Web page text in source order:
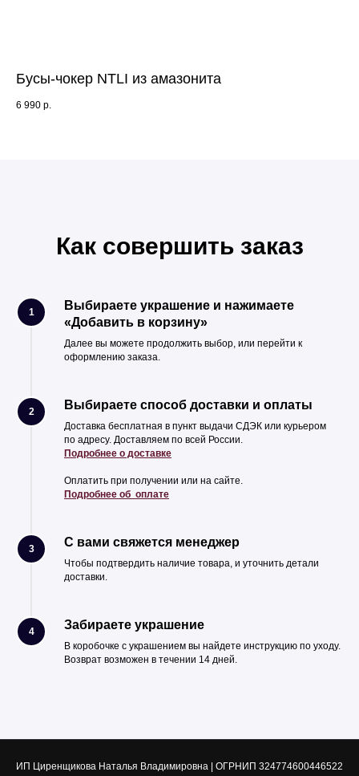
Бусы-чокер NTLI из амазонита
6 990 р.
Как совершить заказ
1
Выбираете украшение и нажимаете
«Добавить в корзину»
Далее вы можете продолжить выбор, или перейти к
оформлению заказа.
2 Выбираете способ доставки и оплаты
Доставка бесплатная в пункт выдачи СДЭК или курьером
по адресу. Доставляем по всей России.
Подробнее о доставке
Оплатить при получении или на сайте.
Подробнее об оплате
3 С вами свяжется менеджер
Чтобы подтвердить наличие товара, и уточнить детали
доставки.
4 Забираете украшение
В коробочке с украшением вы найдете инструкцию по уходу.
Возврат возможен в течении 14 дней.
ИП Циренщикова Наталья Владимировна | ОГРНИП 324774600446522